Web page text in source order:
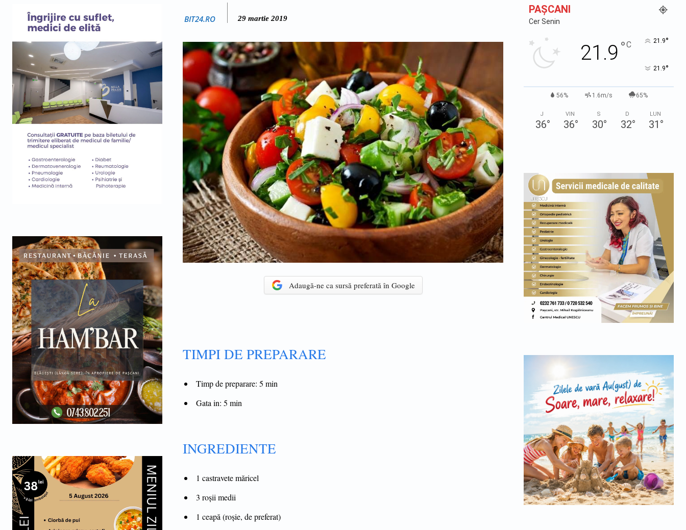
BIT24.RO 29 martie 2019
Adaugă-ne ca sursă preferată în Google
TIMPI DE PREPARARE
Timp de preparare: 5 min
Gata in: 5 min
INGREDIENTE
1 castravete măricel
3 roșii medii
1 ceapă (roșie, de preferat)
PAŞCANI
Cer Senin
21.9 °C 21.9°
21.9°
56% 1.6m/s 65%
J
36°
VIN
36°
S
30°
D
32°
LUN
31 °